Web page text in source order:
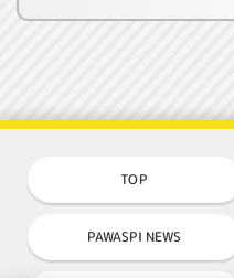
TOP
PAWASPI NEWS